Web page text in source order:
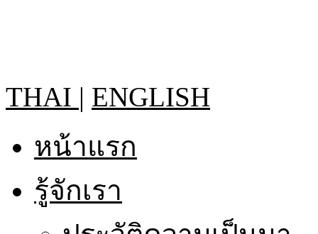
THAI | ENGLISH
หน้าแรก
รู้จักเรา